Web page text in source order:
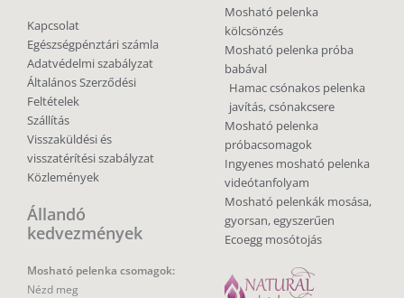
Kapcsolat
Egészségpénztári számla
Adatvédelmi szabályzat
Általános Szerződési
Feltételek
Szállítás
Visszaküldési és
visszatérítési szabályzat
Közlemények
Állandó
kedvezmények
Mosható pelenka csomagok:
Nézd meg
Mosható pelenka
kölcsönzés
Mosható pelenka próba
babával
Hamac csónakos pelenka
javítás, csónakcsere
Mosható pelenka
próbacsomagok
Ingyenes mosható pelenka
videótanfolyam
Mosható pelenkák mosása,
gyorsan, egyszerűen
Ecoegg mosótojás